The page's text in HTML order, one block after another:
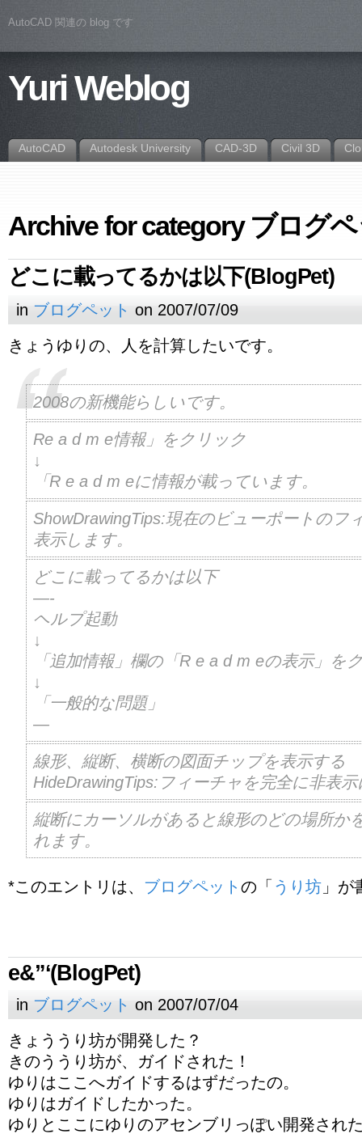
AutoCAD 関連の blog です
Yuri Weblog
AutoCAD Autodesk University CAD-3D Civil 3D
Archive for category ブログ
どこに載ってるかは以下(BlogPet)
in ブログペット on 2007/07/09
きょうゆりの、人を計算したいです。
2008の新機能らしいです。
Re a d m e情報」をクリック
↓
「R e a d m eに情報が載っています。
ShowDrawingTips:現在のビューポートのフ
表示します。
どこに載ってるかは以下
—-
ヘルプ起動
↓
「追加情報」欄の「R e a d m eの表示」を
↓
「一般的な問題」
—
線形、縦断、横断の図面チップを表示する
HideDrawingTips:フィーチャを完全に非表
縦断にカーソルがあると線形のどの場所か
れます。
*このエントリは、 ブログペット の「 うり坊 」が
e&”‘(BlogPet)
in ブログペット on 2007/07/04
きょううり坊が開発した？
きのううり坊が、ガイドされた！
ゆりはここへガイドするはずだったの。
ゆりはガイドしたかった。
ゆりとここにゆりのアセンブリっぽい開発され